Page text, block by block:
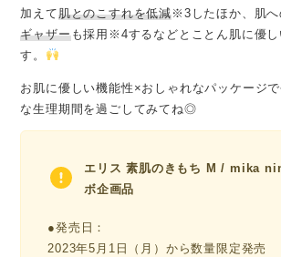
加えて肌とのこすれを低減※3したほか、肌
ギャザーも採用※4するなどとことん肌に優
す。
お肌に優しい機能性×おしゃれなパッケージ
な生理期間を過ごしてみてね◎
エリス 素肌のきもち M / mika
ボ企画品
●発売日：
2023年5月1日（月）から数量限定発売